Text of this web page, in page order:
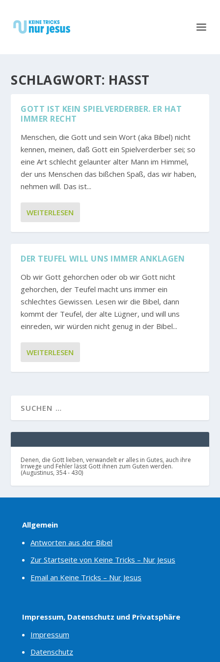
SCHLAGWORT: HASST
GOTT IST KEIN SPIELVERDERBER. ER HAT
IMMER RECHT
Menschen, die Gott und sein Wort (aka Bibel) nicht
kennen, meinen, daß Gott ein Spielverderber sei; so
eine Art schlecht gelaunter alter Mann im Himmel,
der uns Menschen das bißchen Spaß, das wir haben,
nehmen will. Das ist...
WEITERLESEN
DER TEUFEL WILL UNS IMMER ANKLAGEN
Ob wir Gott gehorchen oder ob wir Gott nicht
gehorchen, der Teufel macht uns immer ein
schlechtes Gewissen. Lesen wir die Bibel, dann
kommt der Teufel, der alte Lügner, und will uns
einreden, wir würden nicht genug in der Bibel...
WEITERLESEN
Denen, die Gott lieben, verwandelt er alles in Gutes, auch ihre
Irrwege und Fehler lässt Gott ihnen zum Guten werden.
(Augustinus, 354 - 430)
Allgemein
Antworten aus der Bibel
Zur Startseite von Keine Tricks – Nur Jesus
Email an Keine Tricks – Nur Jesus
Impressum, Datenschutz und Privatsphäre
Impressum
Datenschutz